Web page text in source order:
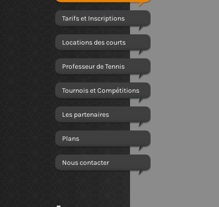
Tarifs et Inscriptions
Locations des courts
Professeur de Tennis
Tournois et Compétitions
Les partenaires
Plans
Nous contacter